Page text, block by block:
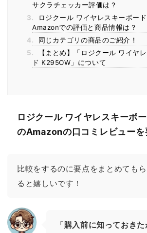
サクラチェッカー評価は？
3.
ロジクール ワイヤレスキーボー
Amazonでの評価と商品情報は？
4.
同じカテゴリの商品のご紹介！
5.
【まとめ】「ロジクール ワイヤ
ド K295OW」について
ロジクール ワイヤレスキーボ
のAmazonの口コミレビューを
比較をするのに要点をまとめてもら
ると嬉しいです！
「購入前に知っておきた